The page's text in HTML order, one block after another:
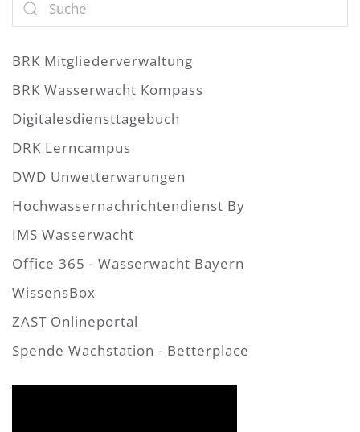
BRK Mitgliederverwaltung
BRK Wasserwacht Kompass
Digitalesdiensttagebuch
DRK Lerncampus
DWD Unwetterwarungen
Hochwassernachrichtendienst By
IMS Wasserwacht
Office 365 - Wasserwacht Bayern
WissensBox
ZAST Onlineportal
Spende Wachstation - Betterplace